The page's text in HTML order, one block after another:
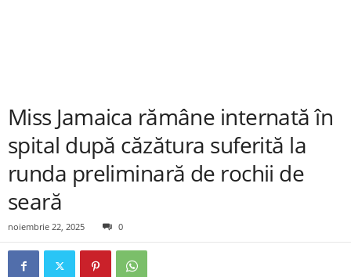
Miss Jamaica rămâne internată în
spital după căzătura suferită la
runda preliminară de rochii de
seară
noiembrie 22, 2025 0